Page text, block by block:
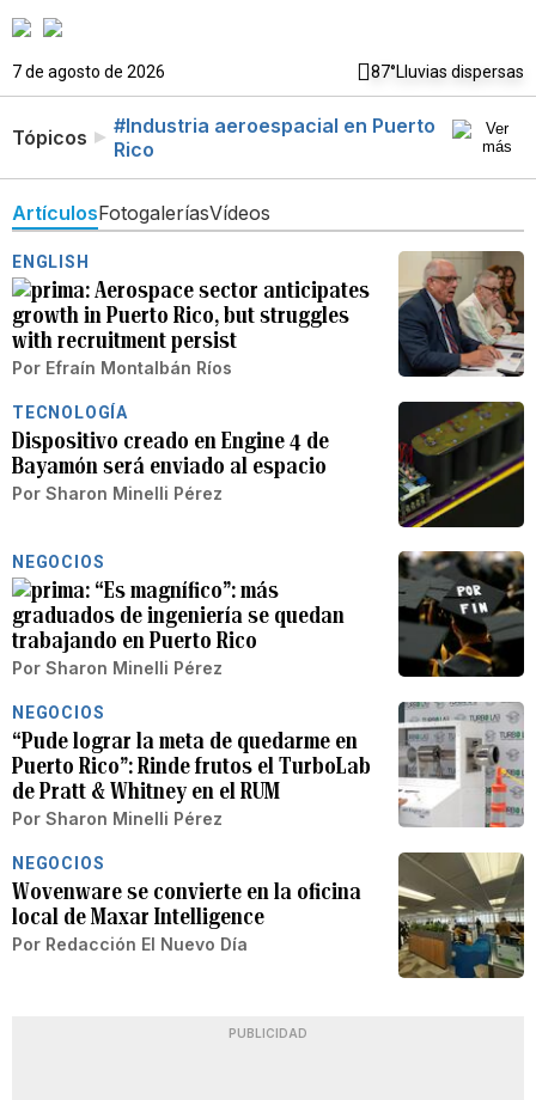
7 de agosto de 2026 87°Lluvias dispersas
Tópicos
#Industria aeroespacial en Puerto
Rico
ArtículosFotogaleríasVídeos
ENGLISH
Aerospace sector anticipates
growth in Puerto Rico, but struggles
with recruitment persist
Por Efraín Montalbán Ríos
TECNOLOGÍA
Dispositivo creado en Engine 4 de
Bayamón será enviado al espacio
Por Sharon Minelli Pérez
NEGOCIOS
“Es magnífico”: más
graduados de ingeniería se quedan
trabajando en Puerto Rico
Por Sharon Minelli Pérez
NEGOCIOS
“Pude lograr la meta de quedarme en
Puerto Rico”: Rinde frutos el TurboLab
de Pratt & Whitney en el RUM
Por Sharon Minelli Pérez
NEGOCIOS
Wovenware se convierte en la oficina
local de Maxar Intelligence
Por Redacción El Nuevo Día
PUBLICIDAD